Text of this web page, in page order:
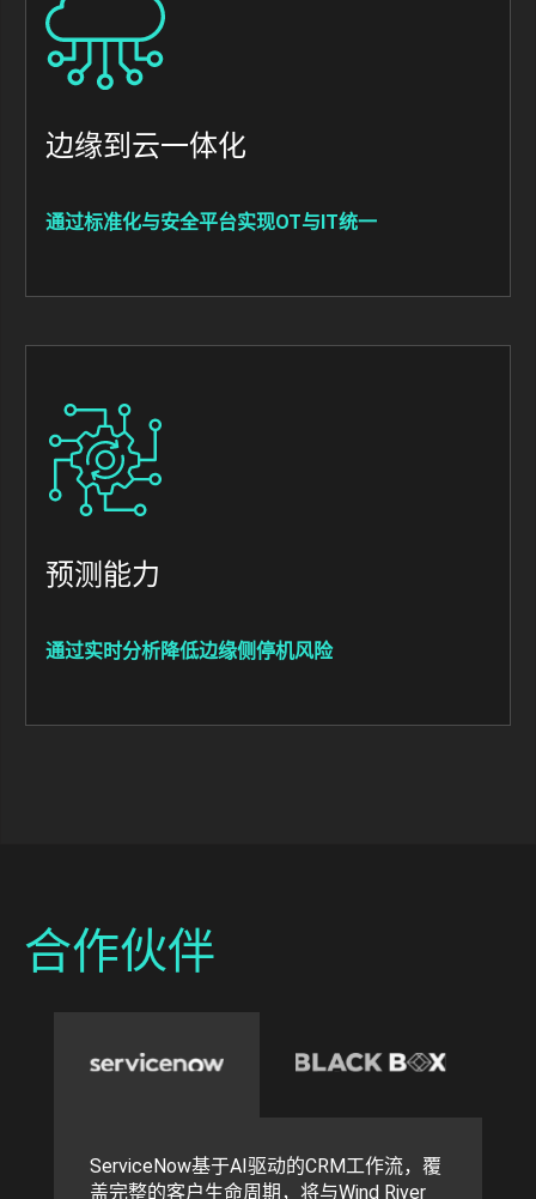
边缘到云一体化
通过标准化与安全平台实现OT与IT统一
Image
预测能力
通过实时分析降低边缘侧停机风险
合作伙伴
ServiceNow基于AI驱动的CRM工作流，覆
盖完整的客户生命周期，将与Wind River